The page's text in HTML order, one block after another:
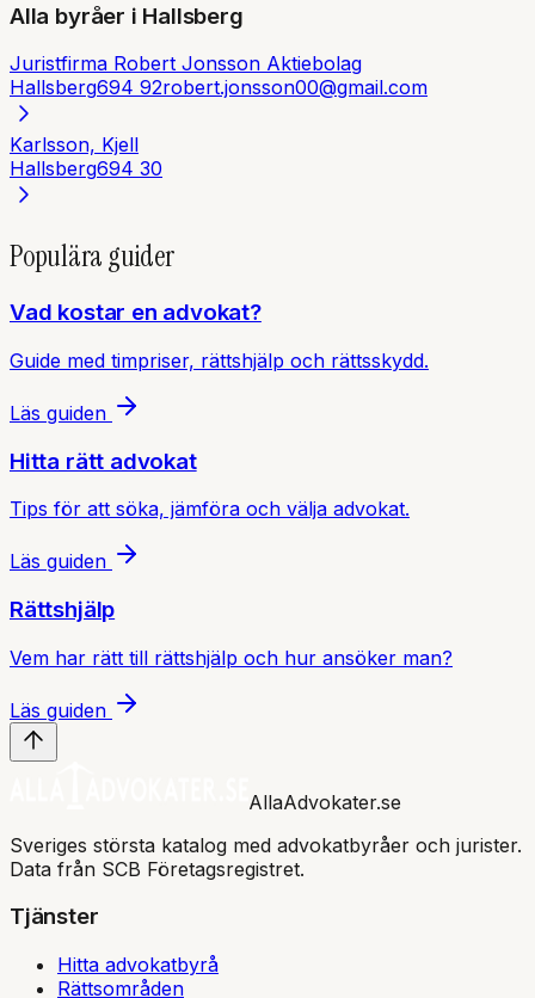
Alla byråer i Hallsberg
Juristfirma Robert Jonsson Aktiebolag
Hallsberg694 92robert.jonsson00@gmail.com
Karlsson, Kjell
Hallsberg694 30
Populära guider
Vad kostar en advokat?
Guide med timpriser, rättshjälp och rättsskydd.
Läs guiden
Hitta rätt advokat
Tips för att söka, jämföra och välja advokat.
Läs guiden
Rättshjälp
Vem har rätt till rättshjälp och hur ansöker man?
Läs guiden
AllaAdvokater.se
Sveriges största katalog med advokatbyråer och jurister.
Data från SCB Företagsregistret.
Tjänster
Hitta advokatbyrå
Rättsområden